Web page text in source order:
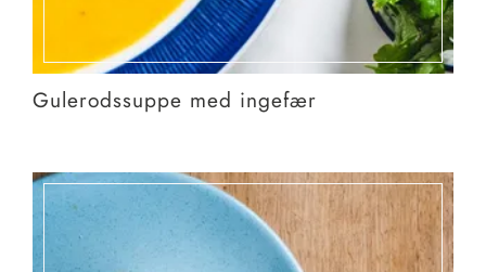
Gulerodssuppe med ingefær